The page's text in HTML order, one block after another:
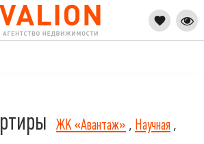
ЖК «Авантаж» , Научная ,